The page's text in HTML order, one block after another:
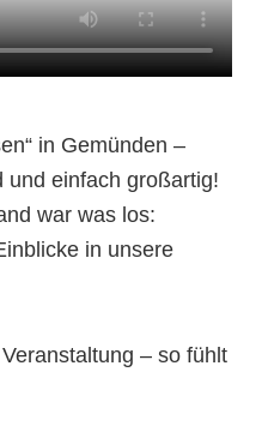
in Gemünden –
und einfach großartig!
war was los:
in unsere
– so fühlt